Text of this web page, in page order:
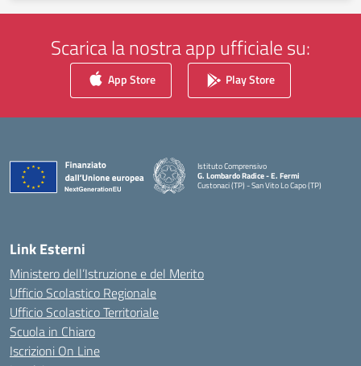
Scarica la nostra app ufficiale su:
App Store Play Store
Istituto Comprensivo
G. Lombardo Radice - E. Fermi
Custonaci (TP) - San Vito Lo Capo (TP)
— Visita la pagina iniziale della scuola
Link Esterni
Ministero dell’Istruzione e del Merito
Ufficio Scolastico Regionale
Ufficio Scolastico Territoriale
Scuola in Chiaro
Iscrizioni On Line